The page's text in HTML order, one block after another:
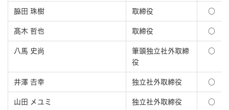
脇田 珠樹 取締役 ○
髙木 哲也 取締役 ○
八馬 史尚
筆頭独⽴社外取締
役
○
井澤 𠮷幸 独立社外取締役 ○
山田 メユミ 独立社外取締役 ○